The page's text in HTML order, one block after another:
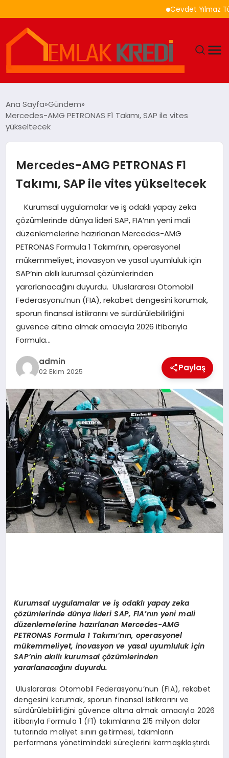
Cevdet Yılmaz
EKONOMI
SAĞLIK
SIYASET
TEKNOLOJI
YAŞAM
Ana Sayfa Gündem
Mercedes-AMG PETRONAS F1 Takımı, SAP ile vites
yükseltecek
Mercedes-AMG PETRONAS F1
Takımı, SAP ile vites yükseltecek
Kurumsal uygulamalar ve iş odaklı yapay zeka
çözümlerinde dünya lideri SAP, FIA’nın yeni mali
düzenlemelerine hazırlanan Mercedes-AMG
PETRONAS Formula 1 Takımı’nın, operasyonel
mükemmeliyet, inovasyon ve yasal uyumluluk için
SAP’nin akıllı kurumsal çözümlerinden
yararlanacağını duyurdu. Uluslararası Otomobil
Federasyonu’nun (FIA), rekabet dengesini korumak,
sporun finansal istikrarını ve sürdürülebilirliğini
güvence altına almak amacıyla 2026 itibarıyla
Formula…
admin
02 Ekim 2025 Paylaş
Kurumsal uygulamalar ve işodaklıyapay zeka
çözümlerinde dünya lideri SAP, FIA’nın yeni mali
düzenlemelerine hazırlanan Mercedes-AMG
PETRONAS Formula 1 Takımı’nın, operasyonel
mükemmeliyet, inovasyon ve yasal uyumluluk için
SAP’nin akıllı kurumsalçözümlerinden
yararlanacağınıduyurdu.
Uluslararası Otomobil Federasyonu’nun (FIA), rekabet
dengesini korumak, sporun finansal istikrarını ve
sürdürülebilirliğini güvence altına almak amacıyla 2026
itibarıyla Formula 1 (F1) takımlarına 215 milyon dolar
tutarında maliyet sınırı getirmesi, takımların
performans yönetimindeki süreçlerini karmaşıklaştırdı.